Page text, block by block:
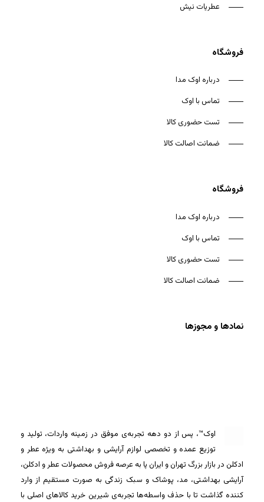
عطریات نیش
فروشگاه
درباره اوک مدا
تماس با اوک
تست حضوری کالا
ضمانت اصالت کالا
فروشگاه
درباره اوک مدا
تماس با اوک
تست حضوری کالا
ضمانت اصالت کالا
نمادها و مجوزها
اوک™، پس از دو دهه تجربه‌ی موفق در زمینه واردات، تولید و
توزیع عمده و تخصصی لوازم آرایشی و بهداشتی به ویژه عطر و
ادکلن در بازار بزرگ تهران و ایران پا به عرصه فروش محصولات عطر و ادکلن،
آرایشی بهداشتی، مد، پوشاک و سبک زندگی به صورت مستقیم از وارد
کننده گذاشت تا با حذف واسطه‌ها تجربه‌ی شیرین خرید کالاهای اصلی با